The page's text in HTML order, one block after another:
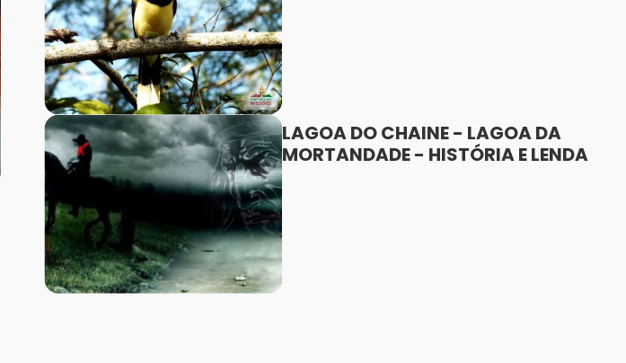
LAGOA DO CHAINE - LAGOA DA
MORTANDADE - HISTÓRIA E LENDA